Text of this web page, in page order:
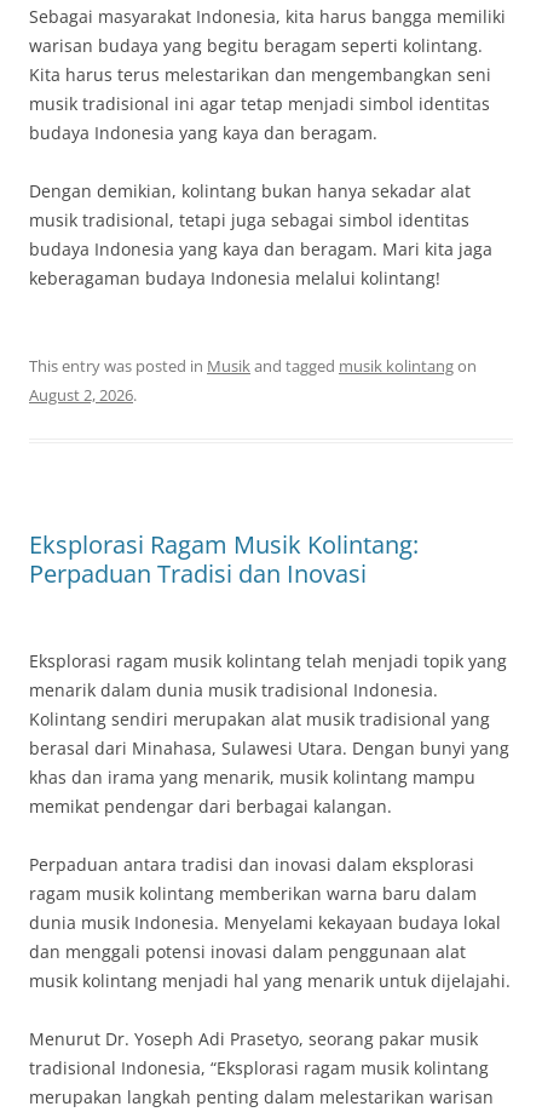
Sebagai masyarakat Indonesia, kita harus bangga memiliki
warisan budaya yang begitu beragam seperti kolintang.
Kita harus terus melestarikan dan mengembangkan seni
musik tradisional ini agar tetap menjadi simbol identitas
budaya Indonesia yang kaya dan beragam.
Dengan demikian, kolintang bukan hanya sekadar alat
musik tradisional, tetapi juga sebagai simbol identitas
budaya Indonesia yang kaya dan beragam. Mari kita jaga
keberagaman budaya Indonesia melalui kolintang!
This entry was posted in Musikand tagged musik kolintangon
August 2, 2026.
Eksplorasi Ragam Musik Kolintang:
Perpaduan Tradisi dan Inovasi
Eksplorasi ragam musik kolintang telah menjadi topik yang
menarik dalam dunia musik tradisional Indonesia.
Kolintang sendiri merupakan alat musik tradisional yang
berasal dari Minahasa, Sulawesi Utara. Dengan bunyi yang
khas dan irama yang menarik, musik kolintang mampu
memikat pendengar dari berbagai kalangan.
Perpaduan antara tradisi dan inovasi dalam eksplorasi
ragam musik kolintang memberikan warna baru dalam
dunia musik Indonesia. Menyelami kekayaan budaya lokal
dan menggali potensi inovasi dalam penggunaan alat
musik kolintang menjadi hal yang menarik untuk dijelajahi.
Menurut Dr. Yoseph Adi Prasetyo, seorang pakar musik
tradisional Indonesia, “Eksplorasi ragam musik kolintang
merupakan langkah penting dalam melestarikan warisan